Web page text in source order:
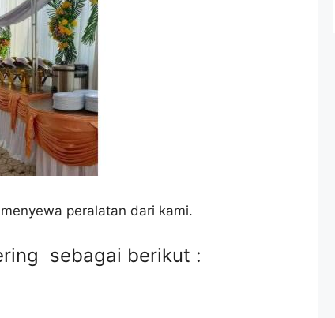
peralatan dari kami.
sebagai berikut :